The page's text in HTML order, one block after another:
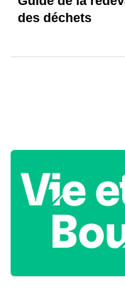
des déchets